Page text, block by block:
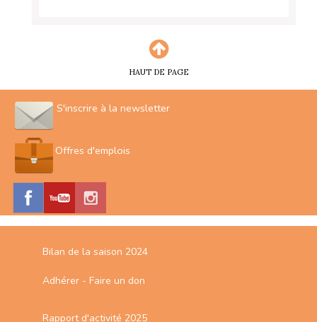
HAUT DE PAGE
S'inscrire à la newsletter
Offres d'emplois
Bilan de la saison 2024
Adhérer - Faire un don
Rapport d'activité 2025